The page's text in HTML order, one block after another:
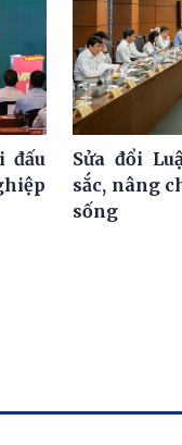
đấu
Sửa đổi
sắc, nâng
sống